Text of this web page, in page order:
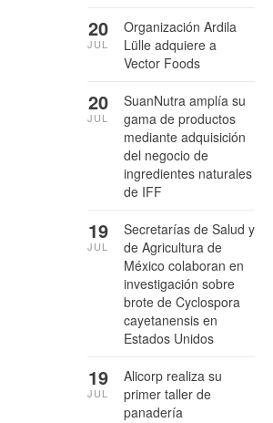
Organización Ardila
Lülle adquiere a
Vector Foods
20
JUL
SuanNutra amplía su
gama de productos
mediante adquisición
del negocio de
ingredientes naturales
de IFF
20
JUL
Secretarías de Salud y
de Agricultura de
México colaboran en
investigación sobre
brote de Cyclospora
cayetanensis en
Estados Unidos
19
JUL
Alicorp realiza su
primer taller de
panadería
19
JUL